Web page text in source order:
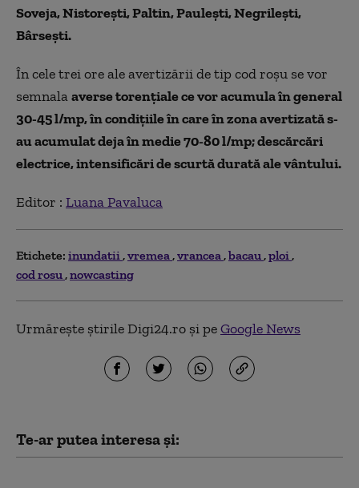
Soveja, Nistorești, Paltin, Paulești, Negrilești,
Bârsești.
În cele trei ore ale avertizării de tip cod roșu se vor
semnalaaverse torențiale ce vor acumula în general
30-45 l/mp, în condițiile în care în zona avertizată s-
au acumulat deja în medie 70-80 l/mp; descărcări
electrice, intensificări de scurtă durată ale vântului.
Editor : Luana Pavaluca
Etichete: inundatii vremea vrancea bacau ploi
cod rosu nowcasting
Urmărește știrile Digi24.ro și peGoogle News
Te-ar putea interesa și: